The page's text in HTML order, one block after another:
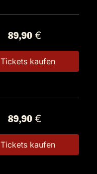
89,90 €
Tickets kaufen
89,90 €
Tickets kaufen